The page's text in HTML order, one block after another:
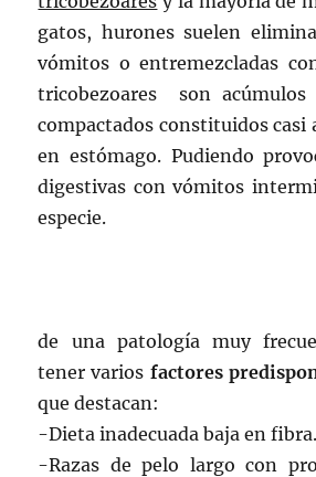
gatos, hurones suelen
vómitos o entremezcladas
tricobezoares son
compactados constituidos casi
en estómago. Pudiendo
digestivas con vómitos
especie.
de una patología muy
tener varios factores
que destacan:
-Dieta inadecuada baja en fibra.
-Razas de pelo largo con